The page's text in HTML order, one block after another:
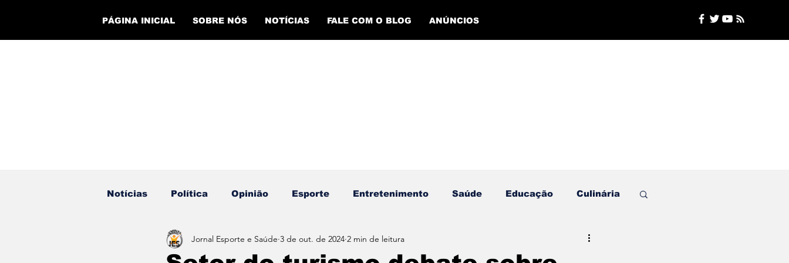
PÁGINA INICIAL SOBRE NÓS NOTÍCIAS FALE COM O BLOG ANÚNCIOS
Notícias Política Opinião Esporte Entretenimento Saúde Educação Culinária
Eventos Cursos Evento Esportivo Economia Plantão de Polícia
Jornal Esporte e Saúde 3 de out. de 2024 2 min de leitura